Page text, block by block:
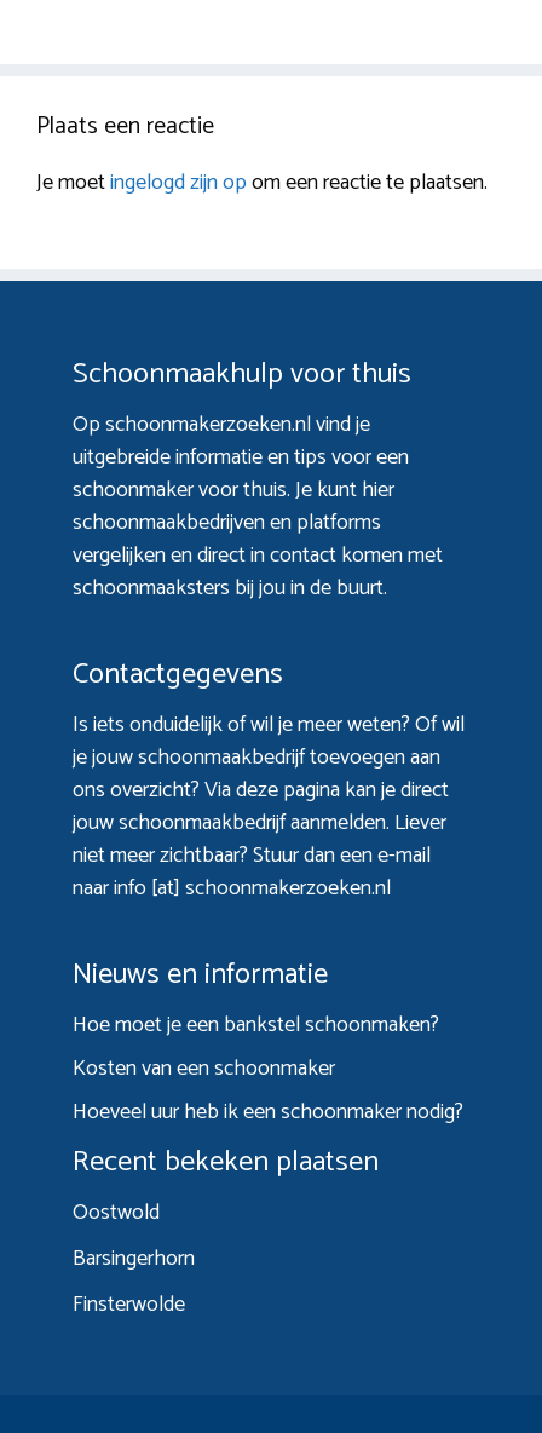
Plaats een reactie
Je moetingelogd zijn opom een reactie te plaatsen.
Schoonmaakhulp voor thuis
Op schoonmakerzoeken.nl vind je
uitgebreide informatie en tips voor een
schoonmaker voor thuis. Je kunt hier
schoonmaakbedrijven en platforms
vergelijken en direct in contact komen met
schoonmaaksters bij jou in de buurt.
Contactgegevens
Is iets onduidelijk of wil je meer weten? Of wil
je jouw schoonmaakbedrijf toevoegen aan
ons overzicht? Viadeze paginakan je direct
jouw schoonmaakbedrijf aanmelden. Liever
niet meer zichtbaar? Stuur dan een e-mail
naar info [at] schoonmakerzoeken.nl
Nieuws en informatie
Hoe moet je een bankstel schoonmaken?
Kosten van een schoonmaker
Hoeveel uur heb ik een schoonmaker nodig?
Recent bekeken plaatsen
Oostwold
Barsingerhorn
Finsterwolde